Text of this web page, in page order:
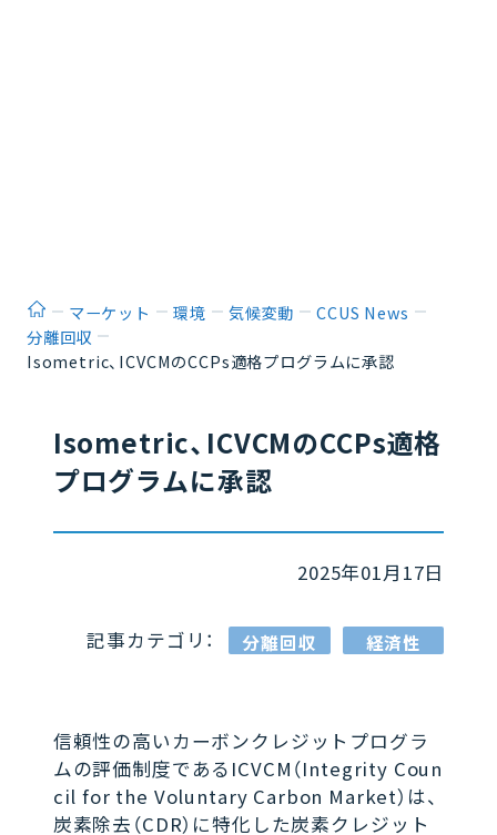
ホームマーケット 環境 気候変動
CCUS News
分離回収
Isometric、ICVCMのCCPs適格プログラムに承認
Isometric、ICVCMのCCPs適格
プログラムに承認
2025年01月17日
記事カテゴリ： 分離回収 経済性
信頼性の高いカーボンクレジットプログラ
ムの評価制度であるICVCM（Integrity Coun
cil for the Voluntary Carbon Market）は、
炭素除去（CDR）に特化した炭素クレジット